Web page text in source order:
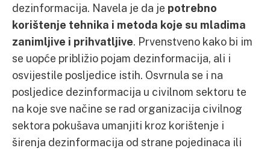
dezinformacija. Navela je da je potrebno
korištenje tehnika i metoda koje su mladima
zanimljive i prihvatljive. Prvenstveno kako bi im
se uopće približio pojam dezinformacija, ali i
osvijestile posljedice istih. Osvrnula se i na
posljedice dezinformacija u civilnom sektoru te
na koje sve načine se rad organizacija civilnog
sektora pokušava umanjiti kroz korištenje i
širenja dezinformacija od strane pojedinaca ili